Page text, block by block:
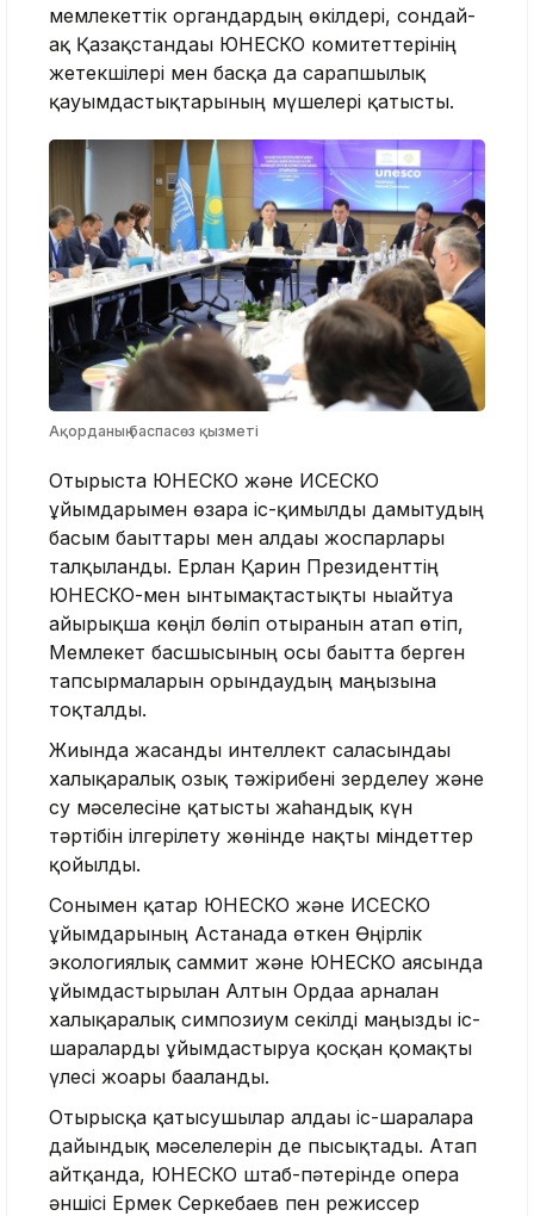
мемлекеттік органдардың өкілдері, сондай-
ақ Қазақстандағы ЮНЕСКО комитеттерінің
жетекшілері мен басқа да сарапшылық
қауымдастықтарының мүшелері қатысты.
Ақорданың баспасөз қызметі
Отырыста ЮНЕСКО және ИСЕСКО
ұйымдарымен өзара іс-қимылды дамытудың
басым бағыттары мен алдағы жоспарлары
талқыланды. Ерлан Қарин Президенттің
ЮНЕСКО-мен ынтымақтастықты нығайтуға
айырықша көңіл бөліп отырғанын атап өтіп,
Мемлекет басшысының осы бағытта берген
тапсырмаларын орындаудың маңызына
тоқталды.
Жиында жасанды интеллект саласындағы
халықаралық озық тәжірибені зерделеу және
су мәселесіне қатысты жаһандық күн
тәртібін ілгерілету жөнінде нақты міндеттер
қойылды.
Сонымен қатар ЮНЕСКО және ИСЕСКО
ұйымдарының Астанада өткен Өңірлік
экологиялық саммит және ЮНЕСКО аясында
ұйымдастырылған Алтын Ордаға арналған
халықаралық симпозиум секілді маңызды іс-
шараларды ұйымдастыруға қосқан қомақты
үлесі жоғары бағаланды.
Отырысқа қатысушылар алдағы іс-шараларға
дайындық мәселелерін де пысықтады. Атап
айтқанда, ЮНЕСКО штаб-пәтерінде опера
әншісі Ермек Серкебаев пен режиссер